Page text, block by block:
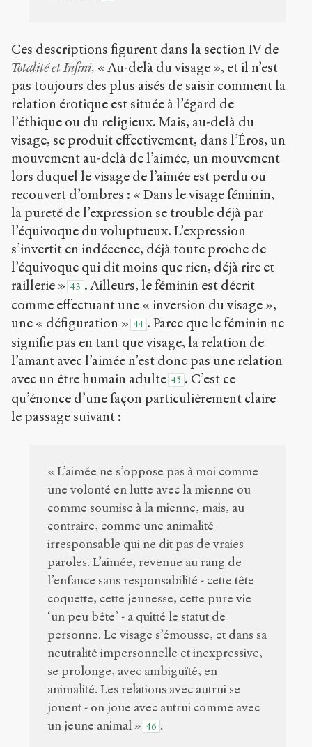
Ces descriptions figurent dans la section IV de
Totalité et Infini, « Au-delà du visage », et il n’est
pas toujours des plus aisés de saisir comment la
relation érotique est située à l’égard de
l’éthique ou du religieux. Mais, au-delà du
visage, se produit effectivement, dans l’Éros, un
mouvement au-delà de l’aimée, un mouvement
lors duquel le visage de l’aimée est perdu ou
recouvert d’ombres : « Dans le visage féminin,
la pureté de l’expression se trouble déjà par
l’équivoque du voluptueux. L’expression
s’invertit en indécence, déjà toute proche de
l’équivoque qui dit moins que rien, déjà rire et
raillerie » 43 . Ailleurs, le féminin est décrit
comme effectuant une « inversion du visage »,
une « défiguration » 44 . Parce que le féminin ne
signifie pas en tant que visage, la relation de
l’amant avec l’aimée n’est donc pas une relation
avec un être humain adulte 45 . C’est ce
qu’énonce d’une façon particulièrement claire
le passage suivant :
« L’aimée ne s’oppose pas à moi comme
une volonté en lutte avec la mienne ou
comme soumise à la mienne, mais, au
contraire, comme une animalité
irresponsable qui ne dit pas de vraies
paroles. L’aimée, revenue au rang de
l’enfance sans responsabilité - cette tête
coquette, cette jeunesse, cette pure vie
‘un peu bête’ - a quitté le statut de
personne. Le visage s’émousse, et dans sa
neutralité impersonnelle et inexpressive,
se prolonge, avec ambiguïté, en
animalité. Les relations avec autrui se
jouent - on joue avec autrui comme avec
un jeune animal » 46 .